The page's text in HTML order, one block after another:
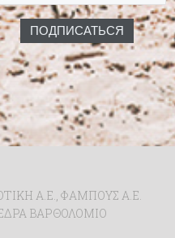
Α.Ε., ΦΑΜΠΟΥΣ Α.Ε.
ΕΔΡΑ ΒΑΡΘΟΛΟΜΙΟ